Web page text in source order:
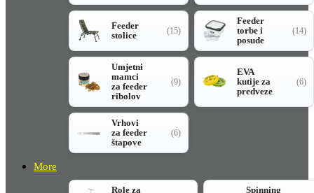
Feeder
stolice
(15)
Feeder
torbe i
posude
(14)
Umjetni
mamci
za feeder
ribolov
(9)
EVA
kutije za
predveze
(6)
Vrhovi
za feeder
štapove
(6)
More
Role za
Spinning